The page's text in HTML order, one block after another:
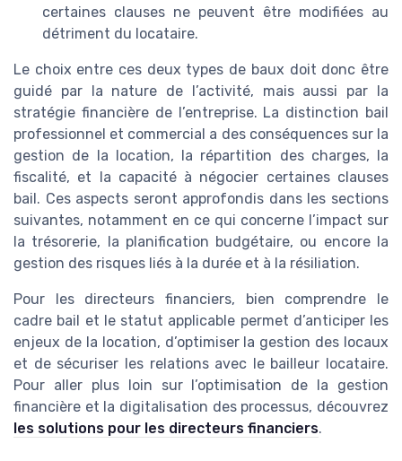
certaines clauses ne peuvent être modifiées au
détriment du locataire.
Le choix entre ces deux types de baux doit donc être
guidé par la nature de l’activité, mais aussi par la
stratégie financière de l’entreprise. La distinction bail
professionnel et commercial a des conséquences sur la
gestion de la location, la répartition des charges, la
fiscalité, et la capacité à négocier certaines clauses
bail. Ces aspects seront approfondis dans les sections
suivantes, notamment en ce qui concerne l’impact sur
la trésorerie, la planification budgétaire, ou encore la
gestion des risques liés à la durée et à la résiliation.
Pour les directeurs financiers, bien comprendre le
cadre bail et le statut applicable permet d’anticiper les
enjeux de la location, d’optimiser la gestion des locaux
et de sécuriser les relations avec le bailleur locataire.
Pour aller plus loin sur l’optimisation de la gestion
financière et la digitalisation des processus, découvrez
les solutions pour les directeurs financiers.